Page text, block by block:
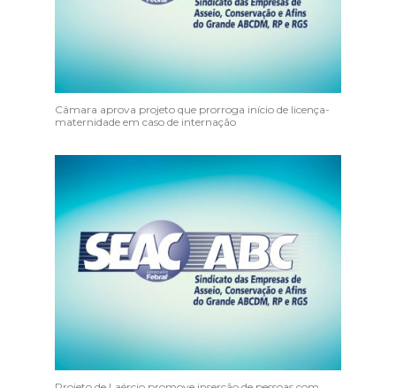
Câmara aprova projeto que prorroga início de licença-
maternidade em caso de internação